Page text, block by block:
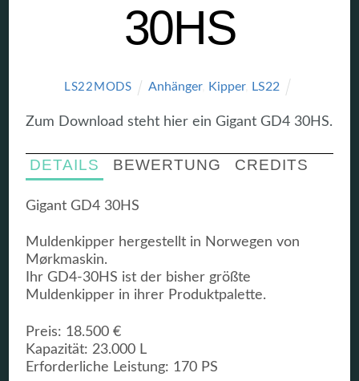
30HS
LS22MODS Anhänger, Kipper, LS22
Zum Download steht hier ein Gigant GD4 30HS.
DETAILS BEWERTUNG CREDITS
Gigant GD4 30HS
Muldenkipper hergestellt in Norwegen von
Mørkmaskin.
Ihr GD4-30HS ist der bisher größte
Muldenkipper in ihrer Produktpalette.
Preis: 18.500 €
Kapazität: 23.000 L
Erforderliche Leistung: 170 PS